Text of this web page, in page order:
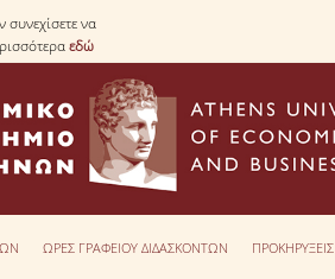
να
εδώ
ΩΡΕΣ ΓΡΑΦΕΙΟΥ ΔΙΔΑΣΚΟΝΤΩΝ ΠΡΟΚΗΡΥΞΕΙΣ